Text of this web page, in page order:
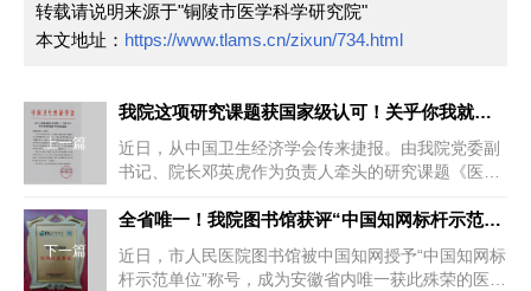
转载请说明来源于"铜陵市医学科学研究院"
本文地址： https://www.tlams.cn/zixun/734.html
上一篇
我院这项研究课题获国家级认可！关乎你我就医体验
近日，从中国卫生经济学会传来捷报。由我院党委副
书记、院长邓英虎作为负责人牵头的研究课题《医疗
下一篇
全省唯一！我院图书馆获评“中国知网标杆示范单位”
近日，市人民医院图书馆被中国知网授予“中国知网标
杆示范单位”称号，成为安徽省内唯一获此殊荣的医疗